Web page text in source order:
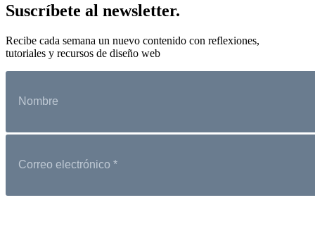
Suscríbete al newsletter.
Recibe cada semana un nuevo contenido con reflexiones,
tutoriales y recursos de diseño web